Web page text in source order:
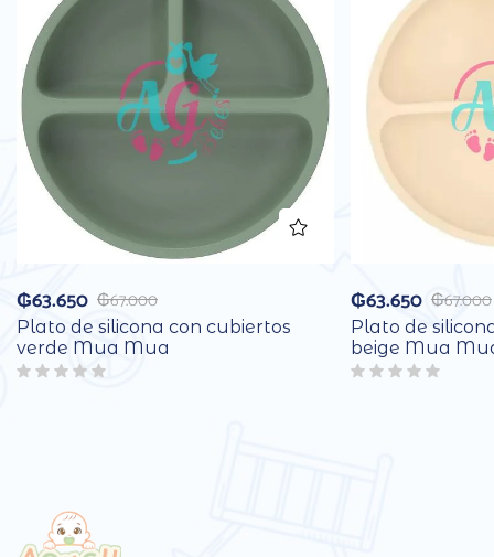
₲67.000
₲63.650
Plato de silicona con cubiertos
verde Mua Mua
₲67.000
₲63.650
Plato de
beige Mua